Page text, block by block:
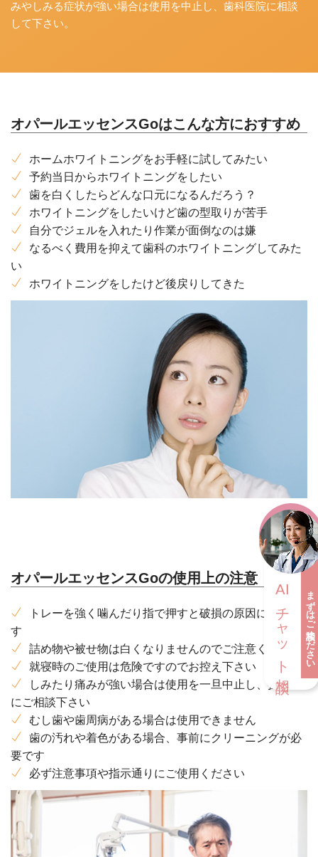
みやしみる症状が強い場合は使用を中止し、歯科医院に相談
して下さい。
オパールエッセンスGoはこんな方におすすめ
ホームホワイトニングをお手軽に試してみたい
予約当日からホワイトニングをしたい
歯を白くしたらどんな口元になるんだろう？
ホワイトニングをしたいけど歯の型取りが苦手
自分でジェルを入れたり作業が面倒なのは嫌
なるべく費用を抑えて歯科のホワイトニングしてみた
い
ホワイトニングをしたけど後戻りしてきた
オパールエッセンスGoの使用上の注意
トレーを強く噛んだり指で押すと破損の原因になりま
す
詰め物や被せ物は白くなりませんのでご注意ください
就寝時のご使用は危険ですのでお控え下さい
しみたり痛みが強い場合は使用を一旦中止し、担当医
にご相談下さい
むし歯や歯周病がある場合は使用できません
歯の汚れや着色がある場合、事前にクリーニングが必
要です
必ず注意事項や指示通りにご使用ください
AI
チャット相談 まずはご相談ください